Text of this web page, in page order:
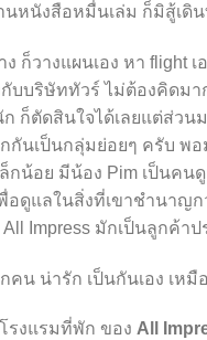
นหนังสือหมื่นเล่ม ก็มิสู้เดิ
ก็วางแผนเอง หา flight
บบริษัททัวร์ ไม่ต้องคิดม
ก็ตัดสินใจได้เลยแต่ส่วน
นเป็นกลุ่มย่อยๆ ครับ พอ
น้อย มีน้อง Pim เป็นคน
อดูแลในสิ่งที่เขาชำนาญ
Impress มักเป็นลูกค้า
คน น่ารัก เป็นกันเอง เ
รงแรมที่พัก ของ All